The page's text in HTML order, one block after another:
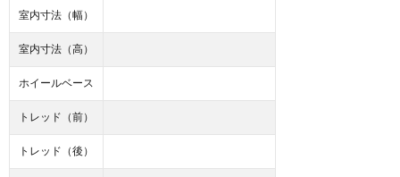
室内寸法（幅）
室内寸法（高）
ホイールベース
トレッド（前）
トレッド（後）